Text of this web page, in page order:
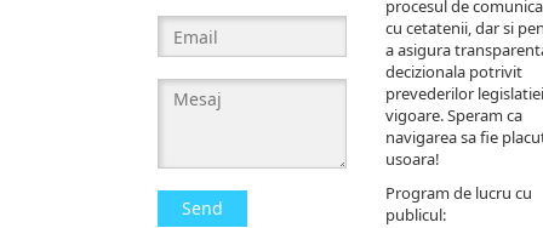
Send
procesul de
cu cetatenii, dar si
a asigura
decizionala potrivit
prevederilor
vigoare. Speram ca
navigarea sa fie
usoara!
Program de lucru cu
publicul: